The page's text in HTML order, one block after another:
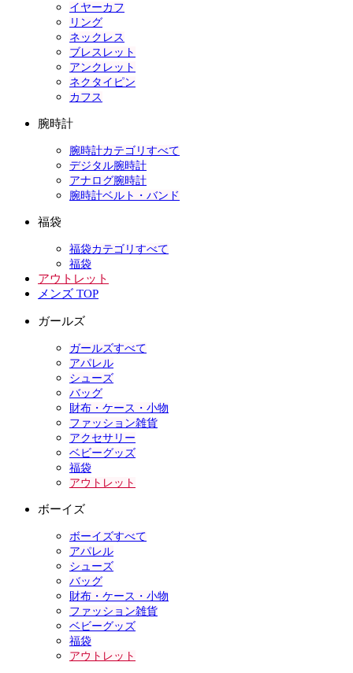
イヤーカフ
リング
ネックレス
ブレスレット
アンクレット
ネクタイピン
カフス
腕時計
腕時計カテゴリすべて
デジタル腕時計
アナログ腕時計
腕時計ベルト・バンド
福袋
福袋カテゴリすべて
福袋
アウトレット
メンズ TOP
ガールズ
ガールズすべて
アパレル
シューズ
バッグ
財布・ケース・小物
ファッション雑貨
アクセサリー
ベビーグッズ
福袋
アウトレット
ボーイズ
ボーイズすべて
アパレル
シューズ
バッグ
財布・ケース・小物
ファッション雑貨
ベビーグッズ
福袋
アウトレット